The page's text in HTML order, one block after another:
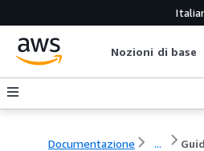
Nozioni di base
Documentazione ...